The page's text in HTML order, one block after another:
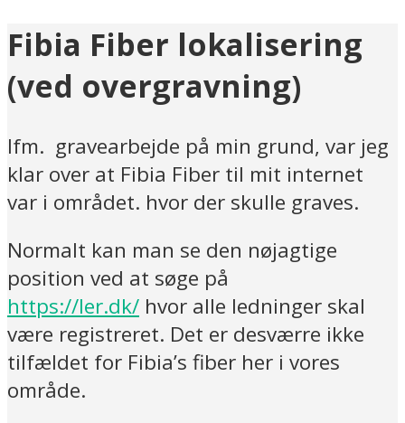
Fibia Fiber lokalisering
(ved overgravning)
Ifm. gravearbejde på min grund, var jeg
klar over at Fibia Fiber til mit internet
var i området. hvor der skulle graves.
Normalt kan man se den nøjagtige
position ved at søge på
https://ler.dk/ hvor alle ledninger skal
være registreret. Det er desværre ikke
tilfældet for Fibia’s fiber her i vores
område.